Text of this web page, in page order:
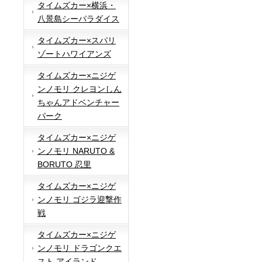
タイムズカー×横浜・
八景島シーパラダイス
タイムズカー×スパリ
ゾートハワイアンズ
タイムズカー×ニジゲ
ンノモリ クレヨンしん
ちゃんアドベンチャー
パーク
タイムズカー×ニジゲ
ンノモリ NARUTO &
BORUTO 忍里
タイムズカー×ニジゲ
ンノモリ ゴジラ迎撃作
戦
タイムズカー×ニジゲ
ンノモリ ドラゴンクエ